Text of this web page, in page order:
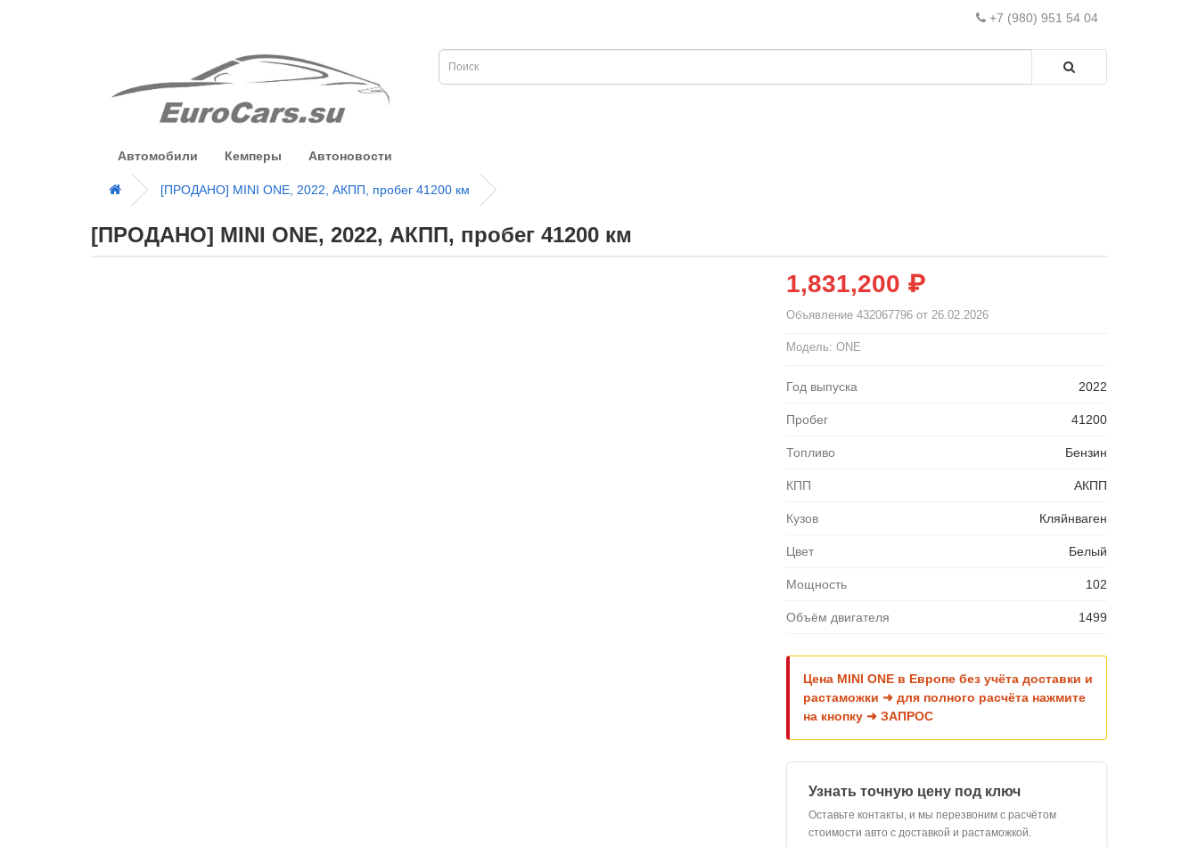
+7 (980) 951 54 04
Автомобили Кемперы Автоновости
[ПРОДАНО] MINI ONE, 2022, АКПП, пробег 41200 км
[ПРОДАНО] MINI ONE, 2022, АКПП, пробег 41200 км
1,831,200 ₽
Объявление 432067796 от 26.02.2026
Модель: ONE
Год выпуска 2022
Пробег 41200
Топливо Бензин
КПП АКПП
Кузов Кляйнваген
Цвет Белый
Мощность 102
Объём двигателя 1499
Цена MINI ONE в Европе без учёта доставки и
растаможки ➜ для полного расчёта нажмите
на кнопку ➜ ЗАПРОС
Узнать точную цену под ключ
Оставьте контакты, и мы перезвоним с расчётом
стоимости авто с доставкой и растаможкой.